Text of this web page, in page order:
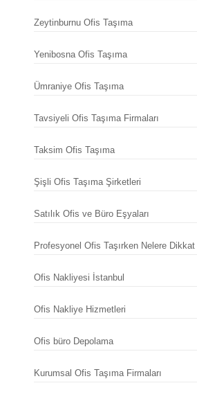
Zeytinburnu Ofis Taşıma
Yenibosna Ofis Taşıma
Ümraniye Ofis Taşıma
Tavsiyeli Ofis Taşıma Firmaları
Taksim Ofis Taşıma
Şişli Ofis Taşıma Şirketleri
Satılık Ofis ve Büro Eşyaları
Profesyonel Ofis Taşırken Nelere
Ofis Nakliyesi İstanbul
Ofis Nakliye Hizmetleri
Ofis büro Depolama
Kurumsal Ofis Taşıma Firmaları